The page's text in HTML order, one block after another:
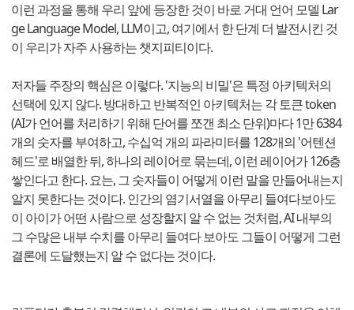
이런 과정을 통해 우리 앞에 등장한 것이 바로 거대 언어 모델 Lar
ge Language Model, LLM이고, 여기에서 한 단계 더 발전시킨 것
이 우리가 자주 사용하는 챗지피티이다.
저자들 주장의 핵심은 이렇다. '지능의 비밀'은 특정 아키텍처의
선택에 있지 않다. 방대하고 반복적인 아키텍처는 각 토큰 token
(AI가 언어를 처리하기 위해 단어를 쪼갠 최소 단위)마다 1만 6384
개의 숫자를 부여하고, 수십억 개의 파라미터를 128개의 '어텐션
헤드'로 배열한 뒤, 하나의 레이어로 묶는데, 이런 레이어가 126층
쌓인다고 한다. 요는, 그 숫자들이 어떻게 이런 말을 만들어내는지
알지 못한다는 것이다. 인간의 염기서열을 아무리 들여다보아도
이 아이가 어떤 사람으로 성장할지 알 수 없는 것처럼, AI 내부의
그 수많은 내부 수치를 아무리 들여다 보아도 그들이 어떻게 그런
결론에 도달했는지 알 수 없다는 것이다.